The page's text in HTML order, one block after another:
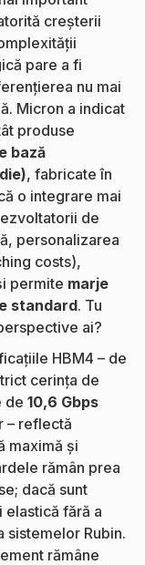
creșterii
pare a fi
nu mai
Micron a indicat
produse
bază
, fabricate în
o integrare mai
de
personalizarea
costs),
permite marje
standard. Tu
ai?
HBM4 – de
cerința de
de 10,6 Gbps
– reflectă
maximă și
rămân prea
dacă sunt
fără a
sistemelor Rubin.
rămâne